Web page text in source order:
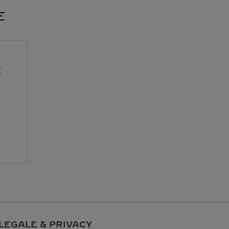
& PRIVACY